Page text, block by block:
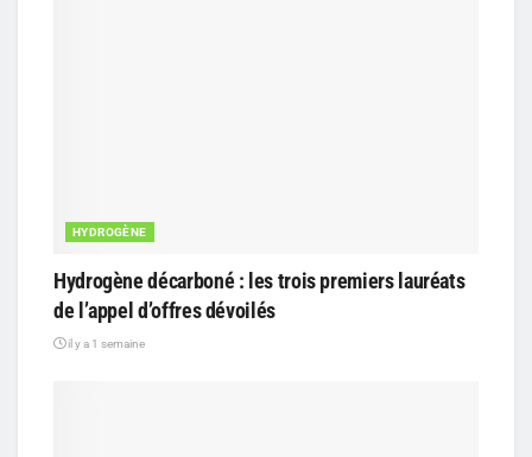
HYDROGÈNE
Hydrogène décarboné : les trois premiers lauréats
de l’appel d’offres dévoilés
il y a 1 semaine